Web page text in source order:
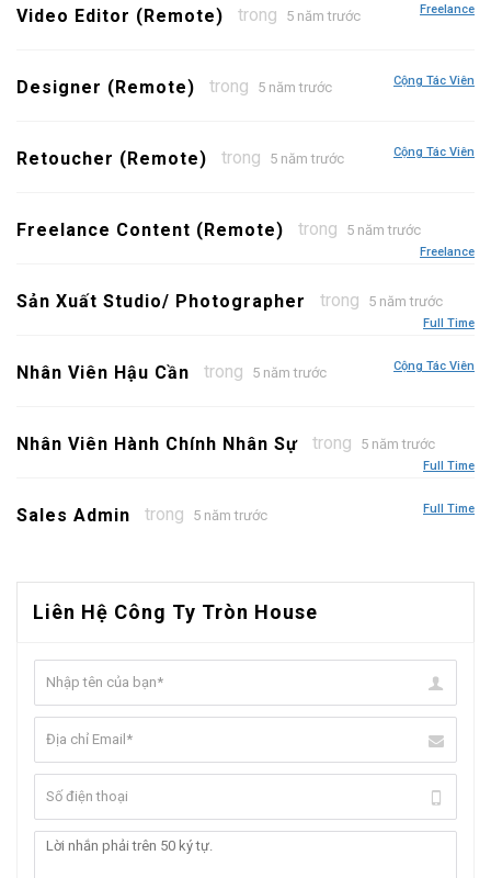
Video Editor (Remote) trong 5 năm trước Freelance
Designer (Remote) trong 5 năm trước Cộng Tác Viên
Retoucher (Remote) trong 5 năm trước Cộng Tác Viên
Freelance Content (Remote) trong 5 năm trước
Freelance
Sản Xuất Studio/ Photographer trong 5 năm trước
Full Time
Nhân Viên Hậu Cần trong 5 năm trước Cộng Tác Viên
Nhân Viên Hành Chính Nhân Sự trong 5 năm trước
Full Time
Sales Admin trong 5 năm trước Full Time
Liên Hệ Công Ty Tròn House